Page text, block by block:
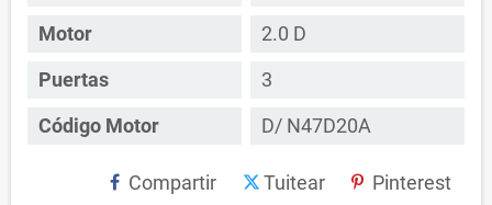
Motor
2.0 D
Puertas
3
Código Motor
D/ N47D20A
Compartir Tuitear Pinterest